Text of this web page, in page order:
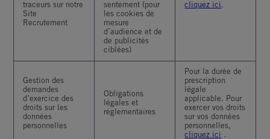
traceurs sur notre
Site
Recrutement
sentement (pour
les cookies de
mesure
d’audience et de
de publicités
ciblées)
cliquez ici.
Gestion des
demandes
d’exercice des
droits sur les
données
personnelles
Obligations
légales et
réglementaires
Pour la durée de
prescription
légale
applicable. Pour
exercer vos droits
sur vos données
personnelles,
cliquez ici .